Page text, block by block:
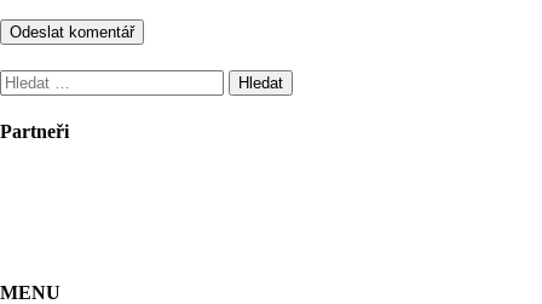
Vyhledávání
Partneři
MENU